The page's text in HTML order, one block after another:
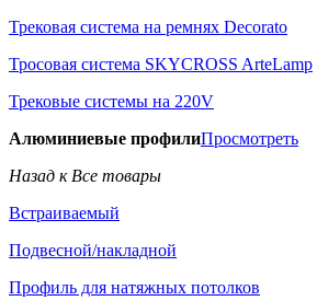
Трековая система на ремнях Decorato
Тросовая система SKYCROSS ArteLamp
Трековые системы на 220V
Алюминиевые профилиПросмотреть
Назад к Все товары
Встраиваемый
Подвесной/накладной
Профиль для натяжных потолков